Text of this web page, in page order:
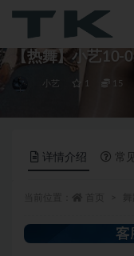
【热舞】小艺10-
小艺 1 15
详情介绍 常